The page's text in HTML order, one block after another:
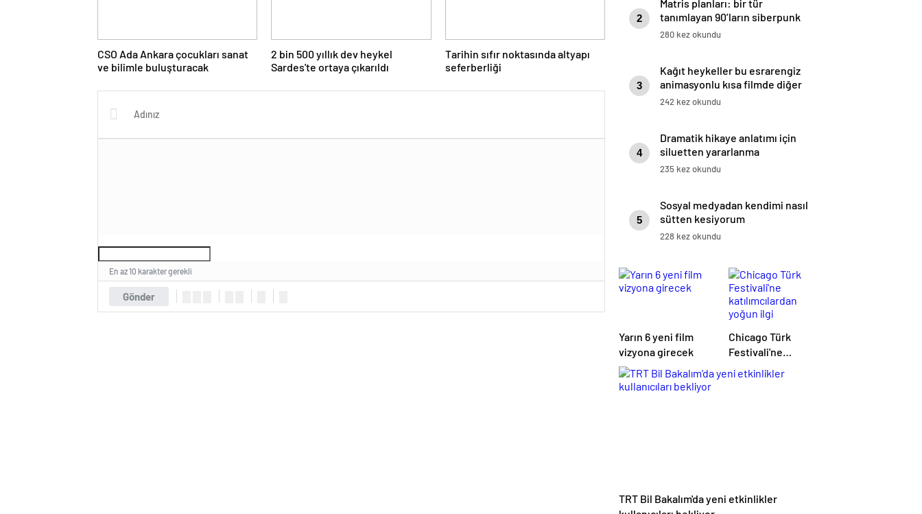
CSO Ada Ankara çocukları sanat
ve bilimle buluşturacak
2 bin 500 yıllık dev heykel
Sardes'te ortaya çıkarıldı
Tarihin sıfır noktasında altyapı
seferberliği
Gönder
En az 10 karakter gerekli
2
Matris planları: bir tür
tanımlayan 90’ların siberpunk
filmleri
280 kez okundu
3
Kağıt heykeller bu esrarengiz
animasyonlu kısa filmde diğer
dünya olaylarıyla karşılaşır
242 kez okundu
4
Dramatik hikaye anlatımı için
siluetten yararlanma
235 kez okundu
5
Sosyal medyadan kendimi nasıl
sütten kesiyorum
228 kez okundu
Yarın 6 yeni film
vizyona girecek
Chicago Türk
Festivali'ne
katılımcılardan
yoğun ilgi
TRT Bil Bakalım'da yeni etkinlikler